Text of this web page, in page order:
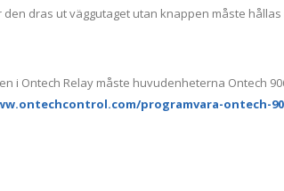
den dras ut väggutaget utan knappen måste
i Ontech Relay måste huvudenheterna Ontech
programvara-ontech-